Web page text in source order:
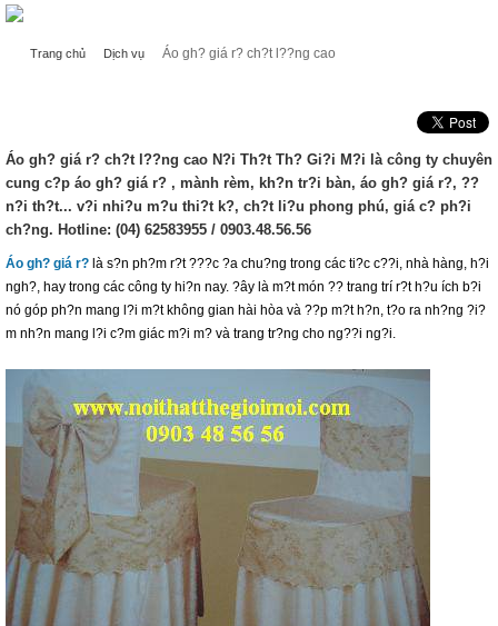
Trang chủ Dịch vụ Áo gh? giá r? ch?t l??ng cao
Áo gh? giá r? ch?t l??ng cao N?i Th?t Th? Gi?i M?i là công ty chuyên
cung c?p áo gh? giá r? , mành rèm, kh?n tr?i bàn, áo gh? giá r?, ??
n?i th?t... v?i nhi?u m?u thi?t k?, ch?t li?u phong phú, giá c? ph?i
ch?ng. Hotline: (04) 62583955 / 0903.48.56.56
Áo gh? giá r? là s?n ph?m r?t ???c ?a chu?ng trong các ti?c c??i, nhà hàng, h?i
ngh?, hay trong các công ty hi?n nay. ?ây là m?t món ?? trang trí r?t h?u ích b?i
nó góp ph?n mang l?i m?t không gian hài hòa và ??p m?t h?n, t?o ra nh?ng ?i?
m nh?n mang l?i c?m giác m?i m? và trang tr?ng cho ng??i ng?i.